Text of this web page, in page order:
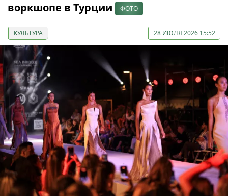
воркшопе в Турции
ФОТО
КУЛЬТУРА 28 ИЮЛЯ 2026 15:52